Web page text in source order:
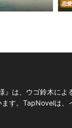
恋愛
は、ウゴ鈴木によ
す。TapNovelは